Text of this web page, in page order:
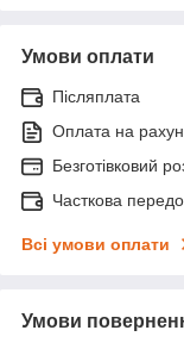
Умови оплати
Післяплата
Оплата на
Безготівковий
Часткова
Всі умови оплати
Умови